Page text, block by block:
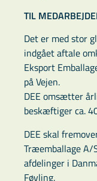
TIL
Det er med stor
indgået aftale
Eksport
på Vejen.
DEE omsætter
beskæftiger ca.
DEE skal
Træemballage A/
afdelinger i
Føvling.